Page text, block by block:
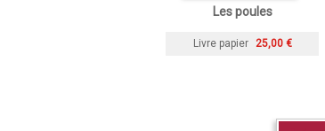
Les poules
Livre papier 25,00 €